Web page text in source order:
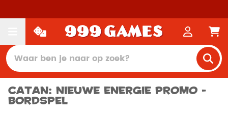
Catan: Nieuwe Energie Promo -
Bordspel